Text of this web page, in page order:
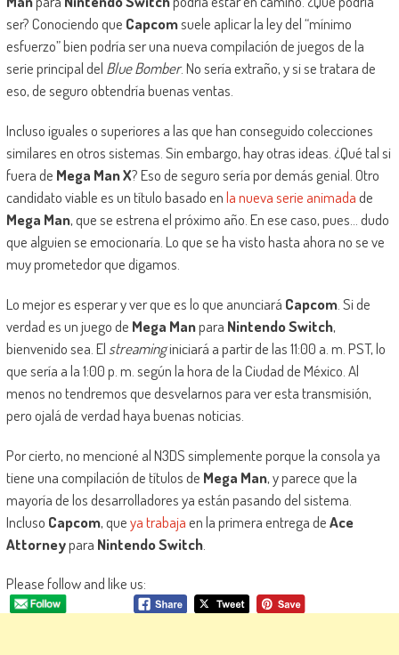
ser? Conociendo que Capcomsuele aplicar la ley del “mínimo
esfuerzo” bien podría ser una nueva compilación de juegos de la
serie principal del Blue Bomber. No sería extraño, y si se tratara de
eso, de seguro obtendría buenas ventas.
Incluso iguales o superiores a las que han conseguido colecciones
similares en otros sistemas. Sin embargo, hay otras ideas. ¿Qué tal si
fuera de Mega Man X? Eso de seguro sería por demás genial. Otro
candidato viable es un título basado enla nueva serie animadade
Mega Man, que se estrena el próximo año. En ese caso, pues… dudo
que alguien se emocionaría. Lo que se ha visto hasta ahora no se ve
muy prometedor que digamos.
Lo mejor es esperar y ver que es lo que anunciará Capcom. Si de
verdad es un juego de Mega Manpara Nintendo Switch,
bienvenido sea. El streaminginiciará a partir de las 11:00 a. m. PST, lo
que sería a la 1:00 p. m. según la hora de la Ciudad de México. Al
menos no tendremos que desvelarnos para ver esta transmisión,
pero ojalá de verdad haya buenas noticias.
Por cierto, no mencioné al N3DS simplemente porque la consola ya
tiene una compilación de títulos de Mega Man, y parece que la
mayoría de los desarrolladores ya están pasando del sistema.
Incluso Capcom, queya trabajaen la primera entrega deAce
Attorneypara Nintendo Switch.
Please follow and like us: